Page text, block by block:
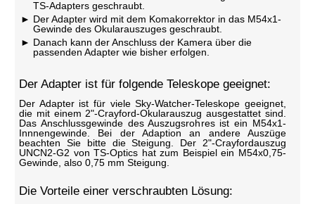
TS-Adapters geschraubt.
Der Adapter wird mit dem Komakorrektor in das M54x1-
Gewinde des Okularauszuges geschraubt.
Danach kann der Anschluss der Kamera über die
passenden Adapter wie bisher erfolgen.
Der Adapter ist für folgende Teleskope geeignet:
Der Adapter ist für viele Sky-Watcher-Teleskope geeignet,
die mit einem 2"-Crayford-Okularauszug ausgestattet sind.
Das Anschlussgewinde des Auszugsrohres ist ein M54x1-
Innnengewinde. Bei der Adaption an andere Auszüge
beachten Sie bitte die Steigung. Der 2"-Crayfordauszug
UNCN2-G2 von TS-Optics hat zum Beispiel ein M54x0,75-
Gewinde, also 0,75 mm Steigung.
Die Vorteile einer verschraubten Lösung: